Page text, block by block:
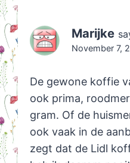
Marijke
November 7,
De gewone koffie
ook prima,
gram. Of de
ook vaak in de
zegt dat de Lidl